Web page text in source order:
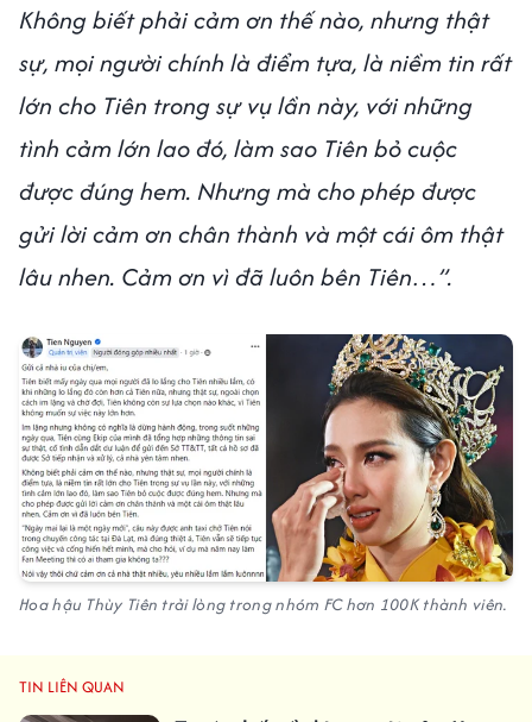
Không biết phải cảm ơn thế nào, nhưng thật
sự, mọi người chính là điểm tựa, là niềm tin rất
lớn cho Tiên trong sự vụ lần này, với những
tình cảm lớn lao đó, làm sao Tiên bỏ cuộc
được đúng hem. Nhưng mà cho phép được
gửi lời cảm ơn chân thành và một cái ôm thật
lâu nhen. Cảm ơn vì đã luôn bên Tiên…”.
Hoa hậu Thùy Tiên trải lòng trong nhóm FC hơn 100K thành viên.
TIN LIÊN QUAN